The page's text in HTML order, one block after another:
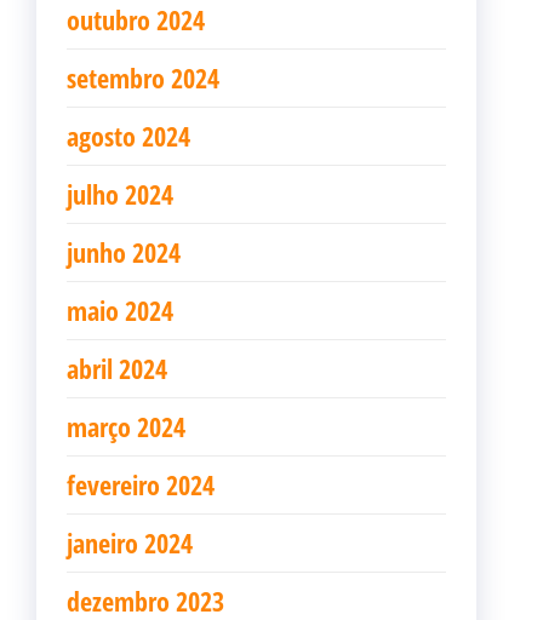
outubro 2024
setembro 2024
agosto 2024
julho 2024
junho 2024
maio 2024
abril 2024
março 2024
fevereiro 2024
janeiro 2024
dezembro 2023